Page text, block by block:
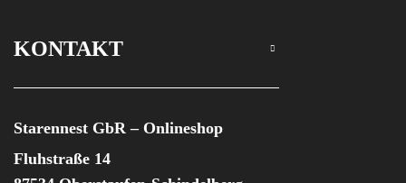
KONTAKT
Starennest GbR – Onlineshop
Fluhstraße 14